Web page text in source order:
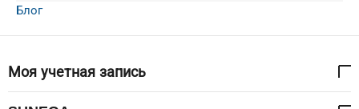
Блог
Моя учетная запись